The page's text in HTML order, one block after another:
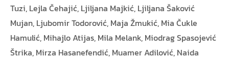
Tuzi, Lejla Čehajić, Ljiljana Majkić, Ljiljana Šaković
Mujan, Ljubomir Todorović, Maja Žmukić, Mia Čukle
Hamulić, Mihajlo Atijas, Mila Melank, Miodrag Spasojević
Štrika, Mirza Hasanefendić, Muamer Adilović, Naida